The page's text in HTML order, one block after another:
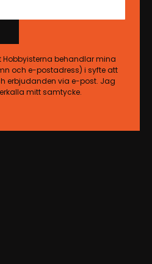
behandlar mina
och e-postadress) i syfte att
erbjudanden via e-post. Jag
mitt samtycke.